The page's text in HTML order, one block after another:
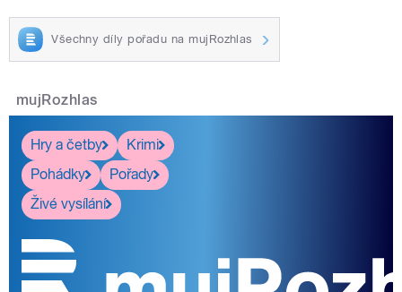
Všechny díly pořadu na mujRozhlas
mujRozhlas
Hry a četby
Krimi
Pohádky
Pořady
Živé vysílání